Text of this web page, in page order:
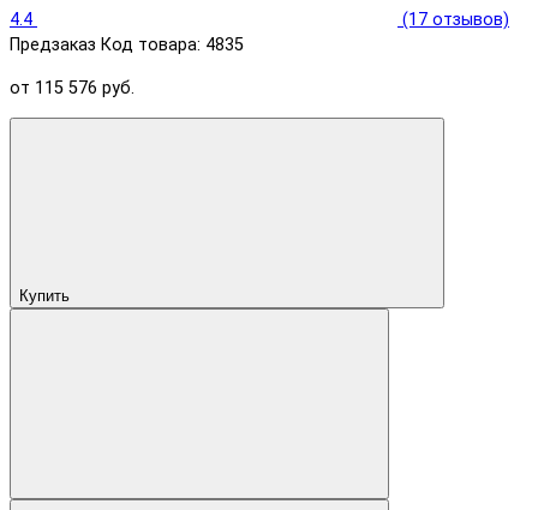
4.4
(17 отзывов)
Предзаказ Код товара: 4835
от 115 576 руб.
Купить